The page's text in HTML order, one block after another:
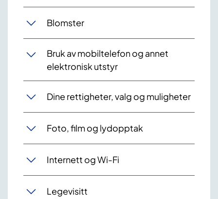
Blomster
Bruk av mobiltelefon og annet
elektronisk utstyr
Dine rettigheter, valg og muligheter
Foto, film og lydopptak
Internett og Wi-Fi
Legevisitt